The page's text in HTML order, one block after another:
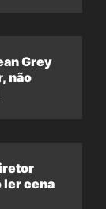
Grey
não
ler cena